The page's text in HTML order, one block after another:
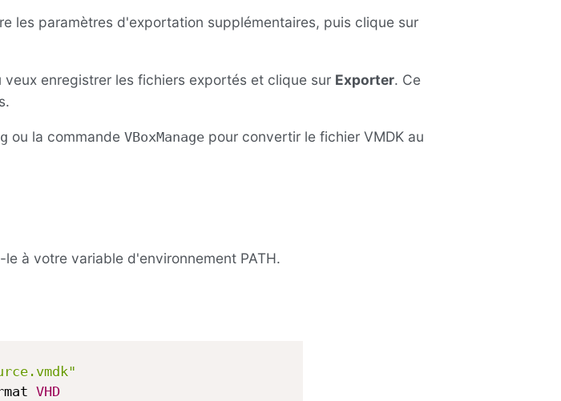
les paramètres d'exportation supplémentaires, puis clique sur
veux enregistrer les fichiers exportés et clique sur Exporter. Ce
ou la commande VBoxManage pour convertir le fichier VMDK au
à votre variable d'environnement PATH.
VHD